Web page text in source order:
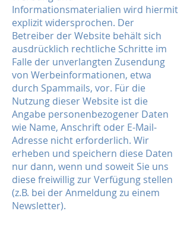
Informationsmaterialien wird hiermit
explizit widersprochen. Der
Betreiber der Website behält sich
ausdrücklich rechtliche Schritte im
Falle der unverlangten Zusendung
von Werbeinformationen, etwa
durch Spammails, vor. Für die
Nutzung dieser Website ist die
Angabe personenbezogener Daten
wie Name, Anschrift oder E-Mail-
Adresse nicht erforderlich. Wir
erheben und speichern diese Daten
nur dann, wenn und soweit Sie uns
diese freiwillig zur Verfügung stellen
(z.B. bei der Anmeldung zu einem
Newsletter).